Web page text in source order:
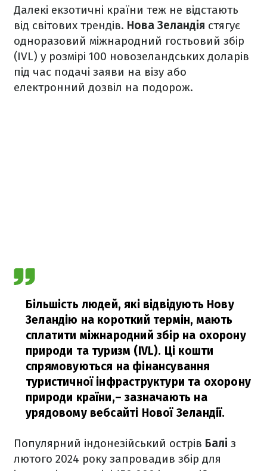
Далекі екзотичні країни теж не відстають
від світових трендів. Нова Зеландія стягує
одноразовий міжнародний гостьовий збір
(IVL) у розмірі 100 новозеландських доларів
під час подачі заяви на візу або
електронний дозвіл на подорож.
Більшість людей, які відвідують Нову
Зеландію на короткий термін, мають
сплатити міжнародний збір на охорону
природи та туризм (IVL). Ці кошти
спрямовуються на фінансування
туристичної інфраструктури та охорону
природи країни,– зазначають на
урядовому вебсайті Нової Зеландії.
Популярний індонезійський острів Балі з
лютого 2024 року запровадив збір для